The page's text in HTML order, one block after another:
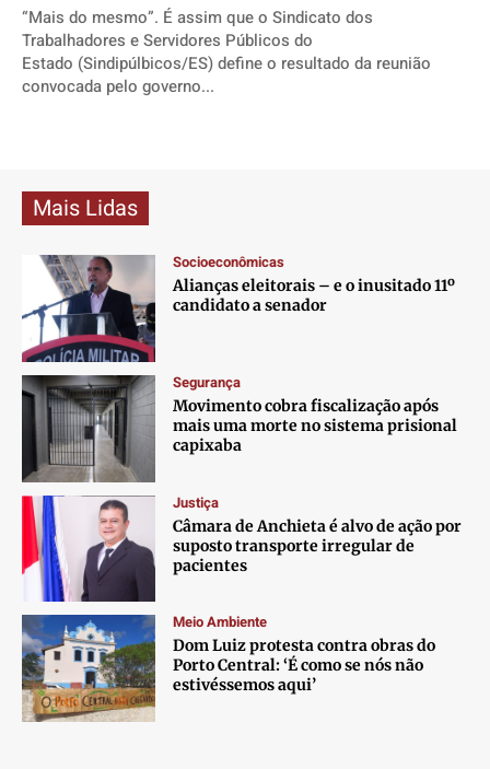
Jr Mignone (in memorian)
Wanda Sily
Quem Somos
Contato
Anuncie
Termos de Uso
Privacidade
Jr Mignone (in memorian)
Wanda Sily
Quem Somos
Contato
Anuncie
Termos de Uso
Privacidade
Jr Mignone (in memorian)
Wanda Sily
Quem Somos
Contato
Anuncie
Termos de Uso
Privacidade
Jr Mignone (in memorian)
Wanda Sily
Quem Somos
Contato
Anuncie
Termos de Uso
Privacidade
“Mais do mesmo”. É assim que o Sindicato dos
Trabalhadores e Servidores Públicos do
Estado (Sindipúlbicos/ES) define o resultado da reunião
convocada pelo governo...
Mais Lidas
Socioeconômicas
Alianças eleitorais – e o inusitado 11º
candidato a senador
Segurança
Movimento cobra fiscalização após
mais uma morte no sistema prisional
capixaba
Justiça
Câmara de Anchieta é alvo de ação por
suposto transporte irregular de
pacientes
Meio Ambiente
Dom Luiz protesta contra obras do
Porto Central: ‘É como se nós não
estivéssemos aqui’